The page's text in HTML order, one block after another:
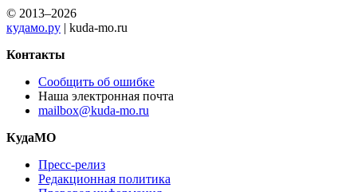
© 2013–2026
кудамо.ру | kuda-mo.ru
Контакты
Сообщить об ошибке
Наша электронная почта
mailbox@kuda-mo.ru
КудаМО
Пресс-релиз
Редакционная политика